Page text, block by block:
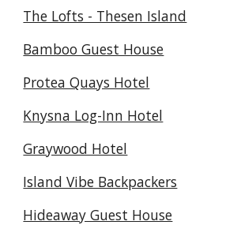
The Lofts - Thesen Island
Bamboo Guest House
Protea Quays Hotel
Knysna Log-Inn Hotel
Graywood Hotel
Island Vibe Backpackers
Hideaway Guest House